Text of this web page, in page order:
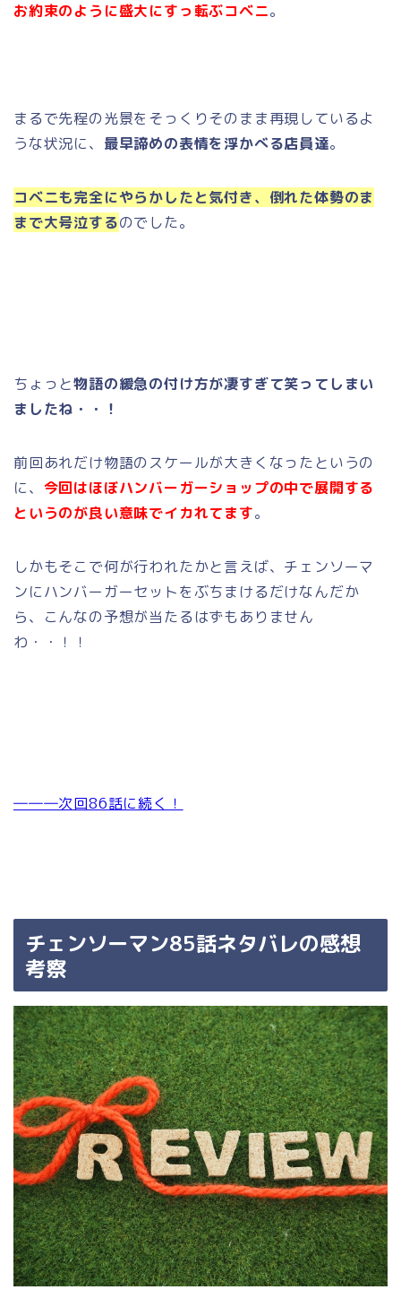
お約束のように盛大にすっ転ぶコベニ。
まるで先程の光景をそっくりそのまま再現しているよ
うな状況に、 最早諦めの表情を浮かべる店員達。
コベニも完全にやらかしたと気付き、倒れた体勢のま
まで大号泣するのでした。
ちょっと物語の緩急の付け方が凄すぎて笑ってしまい
ましたね・・！
前回あれだけ物語のスケールが大きくなったというの
に、 今回はほぼハンバーガーショップの中で展開する
というのが良い意味でイカれてます。
しかもそこで何が行われたかと言えば、チェンソーマ
ンにハンバーガーセットをぶちまけるだけなんだか
ら、こんなの予想が当たるはずもありません
わ・・！！
―――次回86話に続く！
チェンソーマン85話ネタバレの感想
考察